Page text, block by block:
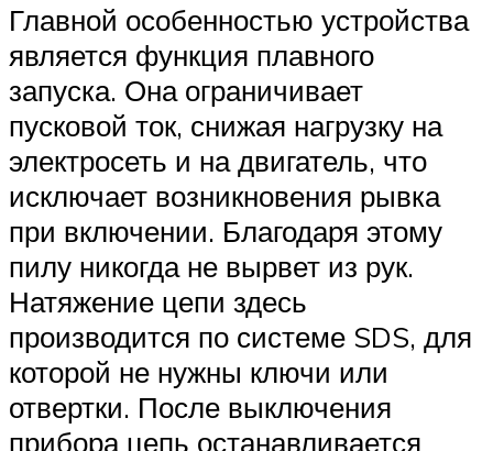
Главной особенностью устройства
является функция плавного
запуска. Она ограничивает
пусковой ток, снижая нагрузку на
электросеть и на двигатель, что
исключает возникновения рывка
при включении. Благодаря этому
пилу никогда не вырвет из рук.
Натяжение цепи здесь
производится по системе SDS, для
которой не нужны ключи или
отвертки. После выключения
прибора цепь останавливается